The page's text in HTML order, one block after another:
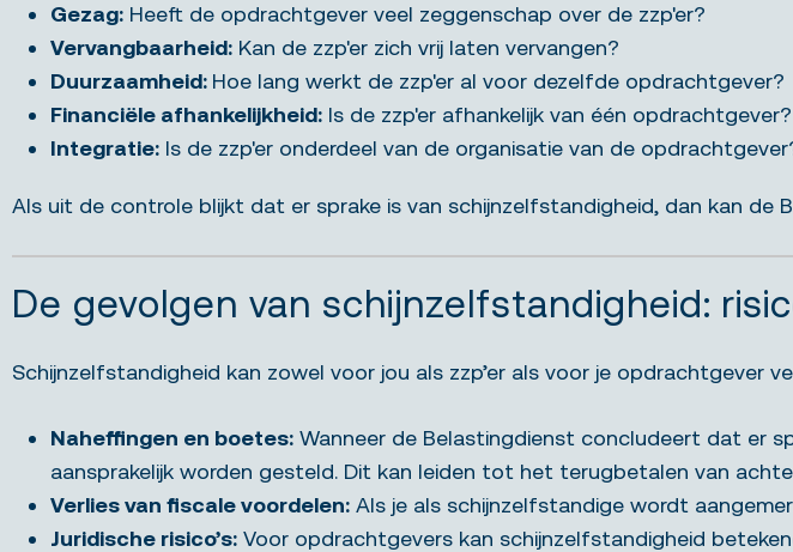
Gezag: Heeft de opdrachtgever veel zeggenschap over de zzp'er?
Vervangbaarheid: Kan de zzp'er zich vrij laten vervangen?
Duurzaamheid: Hoe lang werkt de zzp'er al voor dezelfde opdrachtgever?
Financiële afhankelijkheid: Is de zzp'er afhankelijk van één opdrachtgever?
Integratie: Is de zzp'er onderdeel van de organisatie van de
Als uit de controle blijkt dat er sprake is van schijnzelfstandigheid, dan kan de
De gevolgen van schijnzelfstandigheid:
Schijnzelfstandigheid kan zowel voor jou als zzp’er als voor je opdrachtgever
Naheffingen en boetes: Wanneer de Belastingdienst concludeert dat er
aansprakelijk worden gesteld. Dit kan leiden tot het terugbetalen van
Verlies van fiscale voordelen: Als je als schijnzelfstandige wordt
Juridische risico’s: Voor opdrachtgevers kan schijnzelfstandigheid